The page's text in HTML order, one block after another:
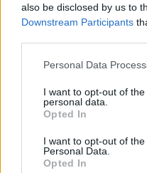
also be disclosed by us to
Downstream Participants
Please note that this
not limited to your visit or
grant or deny consent to
use your data for below
consent section.
Personal Data
I want to opt-out of
personal data.
Opted In
I want to opt-out of
Personal Data.
Opted In
ψωμί από έναν
δουλειά.»
επικαιρότητας. Μάθε για
και δες τιςαθλητικές